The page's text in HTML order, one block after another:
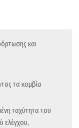
και
τα κομβία
ταχύτητα του
ελέγχου,